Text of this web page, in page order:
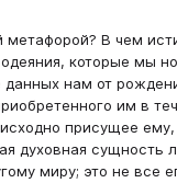
метафорой? В чем
которые мы
нам от
им в
присущее
духовная сущность
миру; это не все